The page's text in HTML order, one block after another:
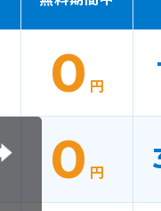
0 円
0 円